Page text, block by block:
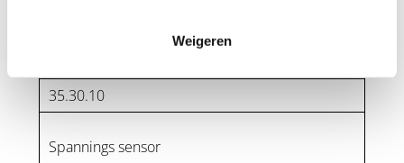
Weigeren
35.30.10
Spannings sensor